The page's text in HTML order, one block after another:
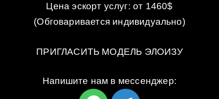
Цена эскорт услуг: от 1460$
(Обговаривается индивидуально)
ПРИГЛАСИТЬ МОДЕЛЬ ЭЛОИЗУ
Напишите нам в мессенджер: